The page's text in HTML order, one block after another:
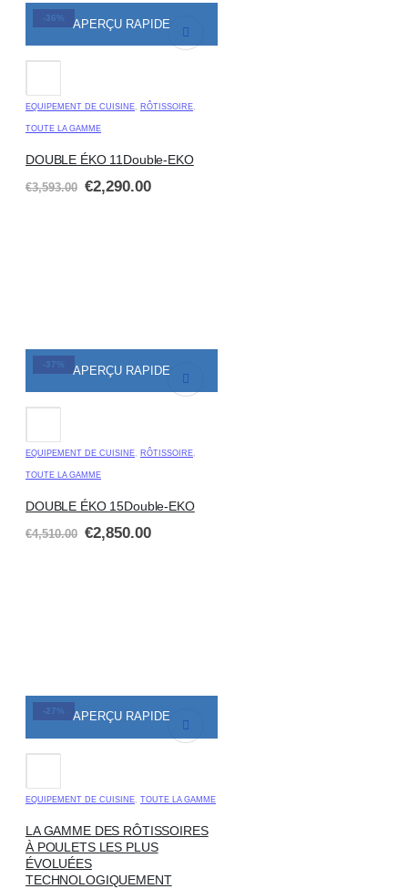
-36% APERÇU RAPIDE
EQUIPEMENT DE CUISINE, RÔTISSOIRE,
TOUTE LA GAMME
DOUBLE ÉKO 11Double-EKO
€3,593.00 €2,290.00
-37% APERÇU RAPIDE
EQUIPEMENT DE CUISINE, RÔTISSOIRE,
TOUTE LA GAMME
DOUBLE ÉKO 15Double-EKO
€4,510.00 €2,850.00
-27% APERÇU RAPIDE
EQUIPEMENT DE CUISINE, TOUTE LA GAMME
LA GAMME DES RÔTISSOIRES
À POULETS LES PLUS
ÉVOLUÉES
TECHNOLOGIQUEMENT